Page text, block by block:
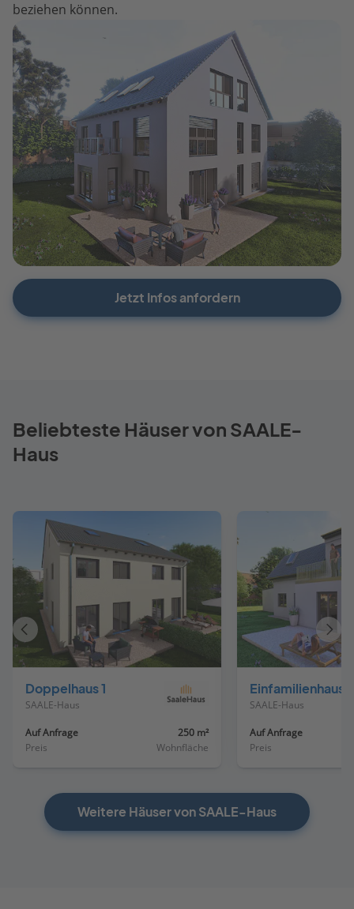
beziehen können.
Jetzt Infos anfordern
Beliebteste Häuser von SAALE-
Haus
Doppelhaus 1
SAALE-Haus
Auf Anfrage
Preis
250 m²
Wohnfläche
Einfamilienhaus 2
SAALE-Haus
Auf Anfrage
Preis
Vorheriges
Haus
Weitere Häuser von SAALE-Haus